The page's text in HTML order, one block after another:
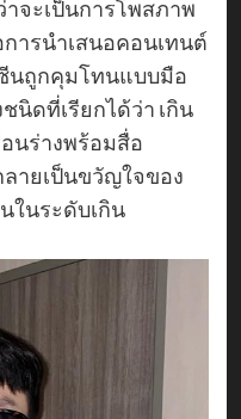
จะเป็นการโพสภาพ
ารนำเสนอคอนเทนต์
นถูกคุมโทนแบบมือ
นิดที่เรียกได้ว่า เกิน
นร่างพร้อมสื่อ
ายเป็นขวัญใจของ
ในระดับเกิน